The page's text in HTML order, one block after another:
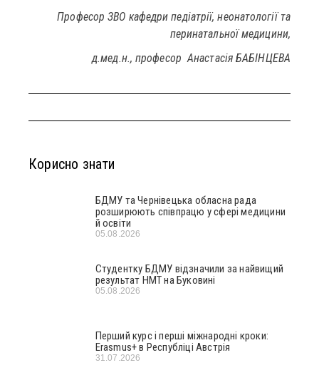
Професор ЗВО кафедри педіатрії, неонатології та
перинатальної медицини,
д.мед.н., професор Анастасія БАБІНЦЕВА
Корисно знати
БДМУ та Чернівецька обласна рада
розширюють співпрацю у сфері медицини
й освіти
05.08.2026
Студентку БДМУ відзначили за найвищий
результат НМТ на Буковині
05.08.2026
Перший курс і перші міжнародні кроки:
Erasmus+ в Республіці Австрія
31.07.2026